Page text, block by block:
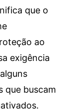
que o
ao
exigência
que buscam